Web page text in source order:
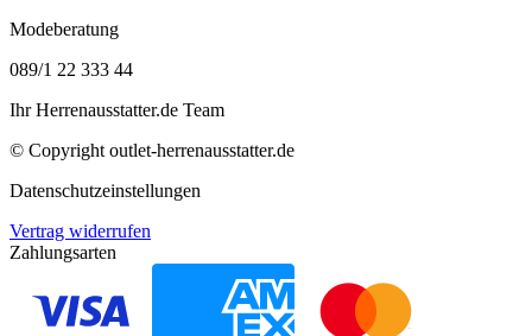
Modeberatung
089/1 22 333 44
Ihr Herrenausstatter.de Team
© Copyright outlet-herrenausstatter.de
Datenschutzeinstellungen
Vertrag widerrufen
Zahlungsarten